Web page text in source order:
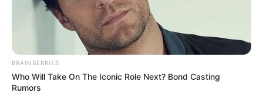
BRAINBERRIES
Who Will Take On The Iconic Role Next? Bond Casting
Rumors